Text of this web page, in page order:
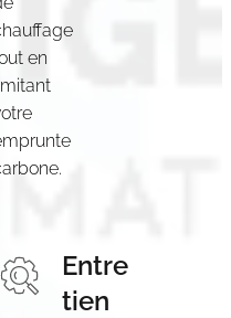
en
Entre
tien